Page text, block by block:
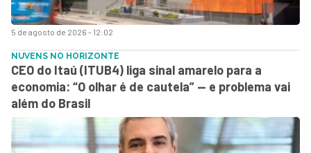
5 de agosto de 2026 - 12:02
NUVENS NO HORIZONTE
CEO do Itaú (ITUB4) liga sinal amarelo para a
economia: “O olhar é de cautela” — e problema vai
além do Brasil